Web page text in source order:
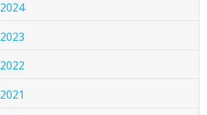
2024
2023
2022
2021